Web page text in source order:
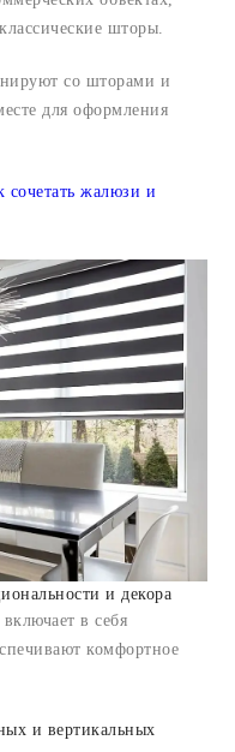
шторы.
со шторами и
для оформления
сочетать жалюзи и
и декора
в себя
комфортное
и вертикальных